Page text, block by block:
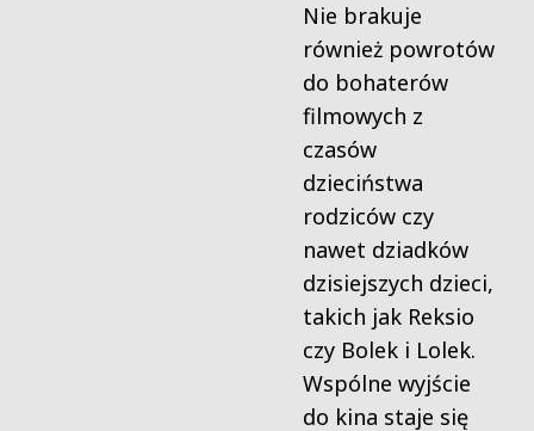
Nie brakuje
również powrotów
do bohaterów
filmowych z
czasów
dzieciństwa
rodziców czy
nawet dziadków
dzisiejszych dzieci,
takich jak Reksio
czy Bolek i Lolek.
Wspólne wyjście
do kina staje się